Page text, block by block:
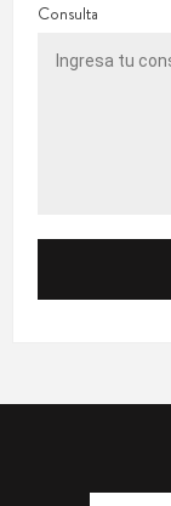
Consulta